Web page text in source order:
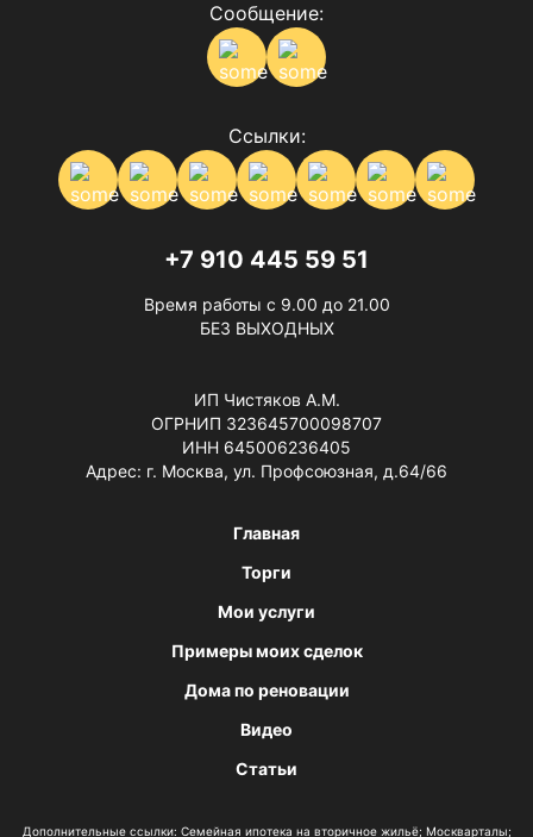
Сообщение:
Ссылки:
+7 910 445 59 51
Время работы с 9.00 до 21.00
БЕЗ ВЫХОДНЫХ
ИП Чистяков А.М.
ОГРНИП 323645700098707
ИНН 645006236405
Адрес: г. Москва, ул. Профсоюзная, д.64/66
Главная
Торги
Мои услуги
Примеры моих сделок
Дома по реновации
Видео
Статьи
Дополнительные ссылки: Семейная ипотека на вторичное жильё; Москварталы;